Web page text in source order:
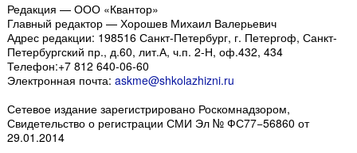
Редакция — ООО «Квантор»
Главный редактор — Хорошев Михаил Валерьевич
Адрес редакции: 198516 Санкт-Петербург, г. Петергоф, Санкт-
Петербургский пр., д.60, лит.А, ч.п. 2-Н, оф.432, 434
Телефон:+7 812 640-06-60
Электронная почта: askme@shkolazhizni.ru
Сетевое издание зарегистрировано Роскомнадзором,
Свидетельство о регистрации СМИ Эл № ФС77−56860 от
29.01.2014